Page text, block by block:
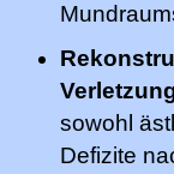
sowohl
Defizite